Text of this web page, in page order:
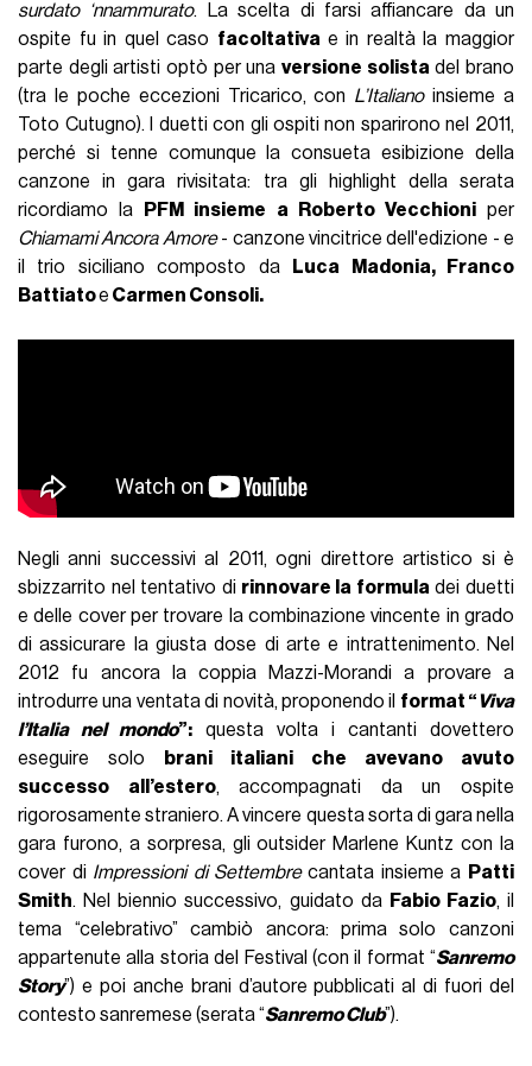
surdato ‘nnammurato. La scelta di farsi affiancare da un
ospite fu in quel caso facoltativae in realtà la maggior
parte degli artisti optò per una versione solistadel brano
(tra le poche eccezioni Tricarico, con L’Italianoinsieme a
Toto Cutugno). I duetti con gli ospiti non sparirono nel 2011,
perché si tenne comunque la consueta esibizione della
canzone in gara rivisitata: tra gli highlight della serata
ricordiamo la
PFM insieme a Roberto Vecchioniper
Chiamami Ancora Amore- canzone vincitrice dell'edizione - e
il trio siciliano composto da
Luca Madonia, Franco
Battiatoe Carmen Consoli.
Negli anni successivi al 2011, ogni direttore artistico si è
sbizzarrito nel tentativo di rinnovare la formula dei duetti
e delle cover per trovare la combinazione vincente in grado
di assicurare la giusta dose di arte e intrattenimento. Nel
2012 fu ancora la coppia Mazzi-Morandi a provare a
introdurre una ventata di novità, proponendo il format “Viva
l’Italia nel mondo”: questa volta i cantanti dovettero
eseguire solo
brani italiani che avevano avuto
successo all’estero, accompagnati da un ospite
rigorosamente straniero. A vincere questa sorta di gara nella
gara furono, a sorpresa, gli outsider Marlene Kuntz con la
cover di Impressioni di Settembrecantata insieme a Patti
Smith. Nel biennio successivo, guidato da Fabio Fazio, il
tema “celebrativo” cambiò ancora: prima solo canzoni
appartenute alla storia del Festival (con il format “Sanremo
Story”) e poi anche brani d’autore pubblicati al di fuori del
contesto sanremese (serata “Sanremo Club”).